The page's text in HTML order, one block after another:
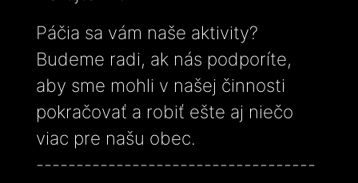
Páčia sa vám naše aktivity?
Budeme radi, ak nás podporíte,
aby sme mohli v našej činnosti
pokračovať a robiť ešte aj niečo
viac pre našu obec.
-----------------------------------